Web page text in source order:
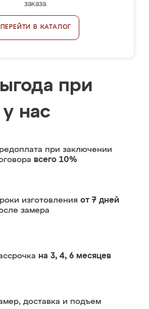
заказа.
ПЕРЕЙТИ В КАТАЛОГ
при
у нас
при заключении
всего 10%
изготовления от 7 дней
замера
на 3, 4, 6 месяцев
доставка и подъем